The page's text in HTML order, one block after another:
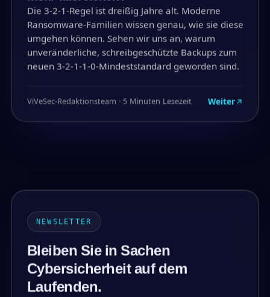
Die 3-2-1-Regel ist dreißig Jahre alt. Moderne
Ransomware-Familien wissen genau, wie sie diese
umgehen können. Sehen wir uns an, warum
unveränderliche, schreibgeschützte Backups zum
neuen 3-2-1-1-0-Mindeststandard geworden sind.
ViVeSec-Redaktionsteam · 5 Minuten Lesezeit Weiter
NEWSLETTER
Bleiben Sie in Sachen
Cybersicherheit auf dem
Laufenden.